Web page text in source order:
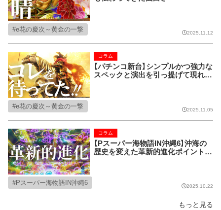
e花の慶次～黄金の一撃 2025.11.12
【パチンコ新台】シンプルかつ強力な
スペックと演出を引っ提げて現れ
コラム
e花の慶次～黄金の一撃 2025.11.05
【Pスーパー海物語IN沖縄6】沖海の
歴史を変えた革新的進化ポイントを
コラム
Pスーパー海物語IN沖縄6 2025.10.22
もっと見る